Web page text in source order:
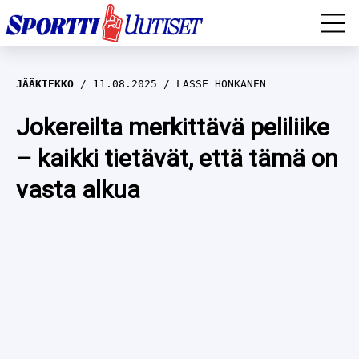
EM-YLEISURHEILU
JÄÄKIEKKO
YLEISURHEILU
WILMA HELTELÄ
TALVILAJIT
JÄÄKIEKKO 11.08.2025 LASSE HONKANEN
Jokereilta merkittävä peliliike
– kaikki tietävät, että tämä on
vasta alkua